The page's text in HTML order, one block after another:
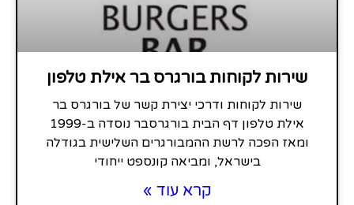
שירות לקוחות בורגרס בר אילת טלפון
שירות לקוחות ודרכי יצירת קשר של בורגרס בר
אילת טלפון דף הבית בורגרסבר נוסדה ב-1999
ומאז הפכה לרשת ההמבורגרים השלישית בגודלה
בישראל, ומביאה קונספט ייחודי
קרא עוד »